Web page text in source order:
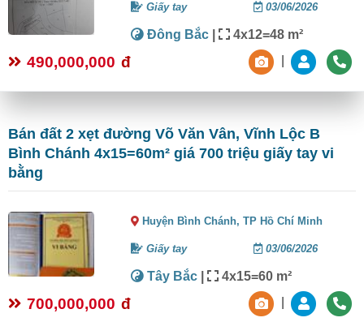
Giấy tay 03/06/2026
Đông Bắc | 4x12=48 m²
490,000,000 đ
Bán đất 2 xẹt đường Võ Văn Vân, Vĩnh Lộc B
Bình Chánh 4x15=60m² giá 700 triệu giấy tay vi
bằng
Huyện Bình Chánh,TP Hồ Chí Minh
Giấy tay 03/06/2026
Tây Bắc | 4x15=60 m²
700,000,000 đ